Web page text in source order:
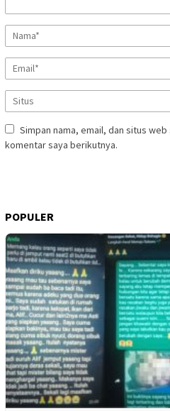
Simpan nama, email, dan situs
komentar saya berikutnya.
POPULER